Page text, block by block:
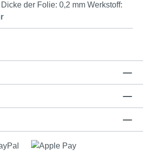
der Folie: 0,2 mm Werkstoff: